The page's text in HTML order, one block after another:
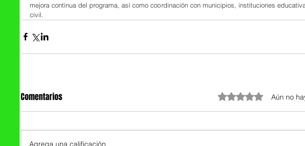
mejora continua del programa, así como coordinación con municipios, instituciones
civil.
Comentarios Obtuvo 0 de 5 estrellas.
Aún no
Agrega una calificación